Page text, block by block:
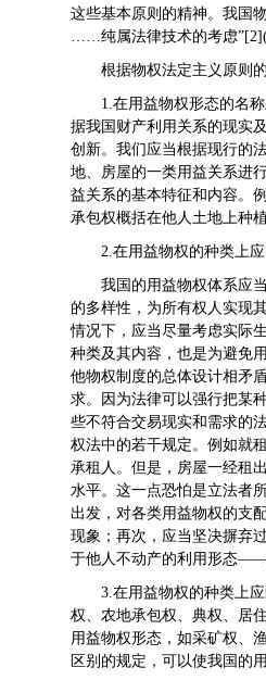
这些基本原则的精神。我国
……纯属法律技术的考虑
根据物权法定主义原则
1.在用益物权形态的名
据我国财产利用关系的现实
创新。我们应当根据现行的
地、房屋的一类用益关系进
益关系的基本特征和内容。
承包权概括在他人土地上种
2.在用益物权的种类上
我国的用益物权体系应
的多样性，为所有权人实现
情况下，应当尽量考虑实际
种类及其内容，也是为避免
他物权制度的总体设计相矛
求。因为法律可以强行把某
些不符合交易现实和需求的
权法中的若干规定。例如就
承租人。但是，房屋一经租
水平。这一点恐怕是立法者
出发，对各类用益物权的支
现象；再次，应当坚决摒弃
于他人不动产的利用形态
3.在用益物权的种类上
权、农地承包权、典权、居
用益物权形态，如采矿权、
区别的规定，可以使我国